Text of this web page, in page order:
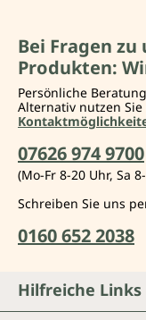
Bei Fragen
Produkten:
Persönliche
Alternativ nutzen
07626 974 9700
(Mo-Fr 8-20 Uhr, Sa
Schreiben Sie uns
0160 652 2038
Hilfreiche Links